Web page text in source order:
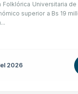
Folklórica Universitaria
superior a Bs 19
2026